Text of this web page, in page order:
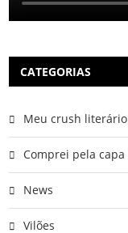
CATEGORIAS
Meu crush literário
Comprei pela capa
News
Vilões